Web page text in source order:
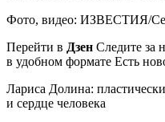
Фото, видео: ИЗВЕСТИЯ/
Перейти в Дзен Следите за
в удобном формате Есть
Лариса Долина:
и сердце человека